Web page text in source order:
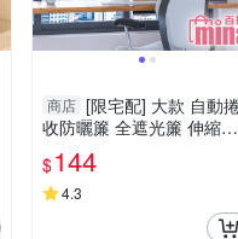
商店 [限宅配] 大款 自動捲
收防曬簾 全遮光簾 伸縮窗
簾 黑色窗簾 吸盤固定 免釘
牆【F0767】
$144
4.3